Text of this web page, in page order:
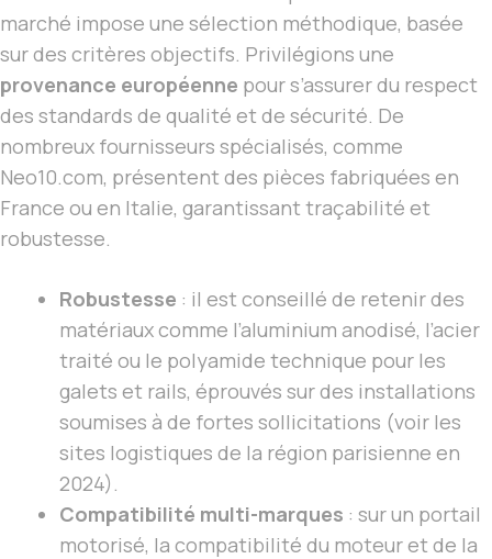
marché impose une sélection méthodique, basée
sur des critères objectifs. Privilégions une
provenance européenne pour s’assurer du respect
des standards de qualité et de sécurité. De
nombreux fournisseurs spécialisés, comme
Neo10.com, présentent des pièces fabriquées en
France ou en Italie, garantissant traçabilité et
robustesse.
Robustesse : il est conseillé de retenir des
matériaux comme l’aluminium anodisé, l’acier
traité ou le polyamide technique pour les
galets et rails, éprouvés sur des installations
soumises à de fortes sollicitations (voir les
sites logistiques de la région parisienne en
2024).
Compatibilité multi-marques : sur un portail
motorisé, la compatibilité du moteur et de la